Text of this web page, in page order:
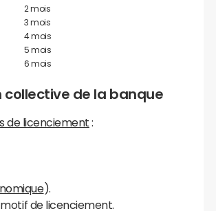
2 mois
3 mois
4 mois
5 mois
6 mois
collective de la banque
de licenciement :
).
de licenciement.